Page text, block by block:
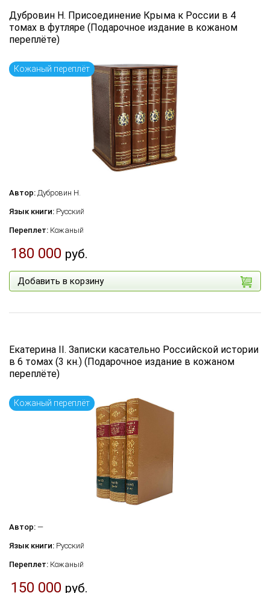
Дубровин Н. Присоединение Крыма к России в 4
томах в футляре (Подарочное издание в кожаном
переплёте)
Кожаный переплёт
Автор: Дубровин Н.
Язык книги: Русский
Переплет: Кожаный
180 000 руб.
Добавить в корзину
Екатерина II. Записки касательно Российской истории
в 6 томах (3 кн.) (Подарочное издание в кожаном
переплёте)
Кожаный переплёт
Автор: —
Язык книги: Русский
Переплет: Кожаный
150 000 руб.